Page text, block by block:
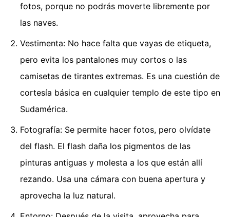
fotos, porque no podrás moverte libremente por
las naves.
Vestimenta: No hace falta que vayas de etiqueta,
pero evita los pantalones muy cortos o las
camisetas de tirantes extremas. Es una cuestión de
cortesía básica en cualquier templo de este tipo en
Sudamérica.
Fotografía: Se permite hacer fotos, pero olvídate
del flash. El flash daña los pigmentos de las
pinturas antiguas y molesta a los que están allí
rezando. Usa una cámara con buena apertura y
aprovecha la luz natural.